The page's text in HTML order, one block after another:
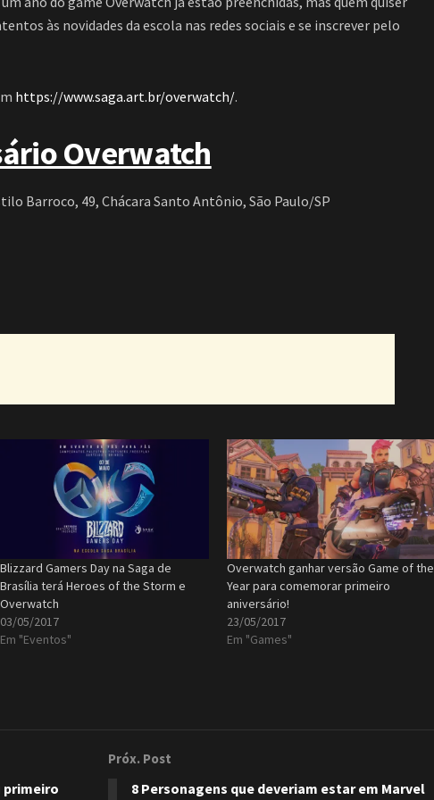
às novidades da escola nas redes sociais e se inscrever pelo
https://www.saga.art.br/overwatch/.
Overwatch
Barroco, 49, Chácara Santo Antônio, São Paulo/SP
Blizzard Gamers Day na Saga de
Brasília terá Heroes of the Storm e
Overwatch
03/05/2017
Em "Eventos"
Overwatch ganhar versão Game of the
Year para comemorar primeiro
aniversário!
23/05/2017
Em "Games"
primeiro
Próx. Post
8 Personagens que deveriam estar em Marvel